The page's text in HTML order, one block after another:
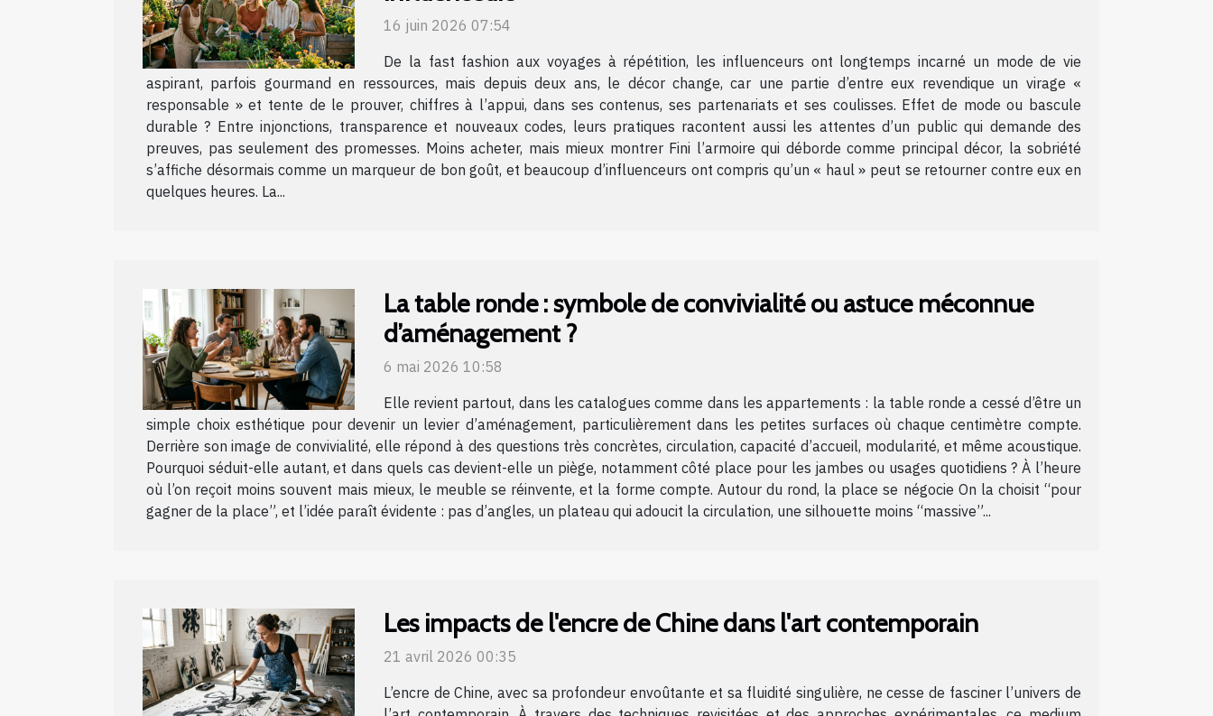
16 juin 2026 07:54
De la fast fashion aux voyages à répétition, les influenceurs ont longtemps incarné un mode de vie
aspirant, parfois gourmand en ressources, mais depuis deux ans, le décor change, car une partie d’entre eux revendique un virage «
responsable » et tente de le prouver, chiffres à l’appui, dans ses contenus, ses partenariats et ses coulisses. Effet de mode ou bascule
durable ? Entre injonctions, transparence et nouveaux codes, leurs pratiques racontent aussi les attentes d’un public qui demande des
preuves, pas seulement des promesses. Moins acheter, mais mieux montrer Fini l’armoire qui déborde comme principal décor, la sobriété
s’affiche désormais comme un marqueur de bon goût, et beaucoup d’influenceurs ont compris qu’un « haul » peut se retourner contre eux en
quelques heures. La...
La table ronde : symbole de convivialité ou astuce méconnue
d’aménagement ?
6 mai 2026 10:58
Elle revient partout, dans les catalogues comme dans les appartements : la table ronde a cessé d’être un
simple choix esthétique pour devenir un levier d’aménagement, particulièrement dans les petites surfaces où chaque centimètre compte.
Derrière son image de convivialité, elle répond à des questions très concrètes, circulation, capacité d’accueil, modularité, et même acoustique.
Pourquoi séduit-elle autant, et dans quels cas devient-elle un piège, notamment côté place pour les jambes ou usages quotidiens ? À l’heure
où l’on reçoit moins souvent mais mieux, le meuble se réinvente, et la forme compte. Autour du rond, la place se négocie On la choisit “pour
gagner de la place”, et l’idée paraît évidente : pas d’angles, un plateau qui adoucit la circulation, une silhouette moins “massive”...
Les impacts de l'encre de Chine dans l'art contemporain
21 avril 2026 00:35
L’encre de Chine, avec sa profondeur envoûtante et sa fluidité singulière, ne cesse de fasciner l’univers de